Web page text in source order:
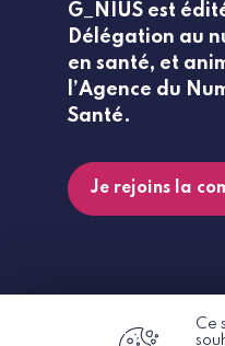
Ce
G_NIUS est
Délégation au
en santé, et
l’Agence du
Santé.
Je rejoins la